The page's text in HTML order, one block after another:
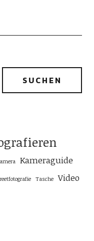
Kameraguide
Tasche Video